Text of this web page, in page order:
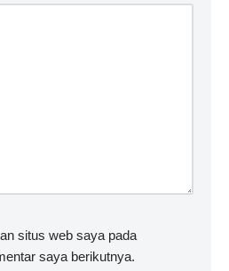
situs web saya pada
saya berikutnya.